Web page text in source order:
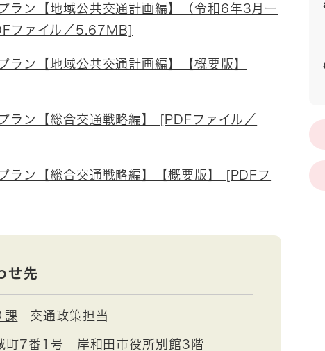
ラン【地域公共交通計画編】（令和6年3月一
ファイル／5.67MB]
ラン【地域公共交通計画編】【概要版】
ラン【総合交通戦略編】 [PDFファイル／
ラン【総合交通戦略編】【概要版】 [PDFフ
せ先
課 交通政策担当
町7番1号 岸和田市役所別館3階